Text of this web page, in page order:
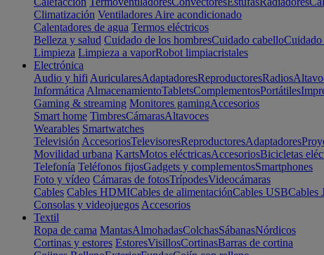
Climatización Ventiladores Aire acondicionado
Calentadores de agua Termos eléctricos
Belleza y salud Cuidado de los hombresCuidado cabelloCuidado
Limpieza Limpieza a vaporRobot limpiacristales
Electrónica
Audio y hifi AuricularesAdaptadoresReproductoresRadios
Informática AlmacenamientoTabletsComplementosPortátiles
Gaming & streaming Monitores gamingAccesorios
Smart home TimbresCámarasAltavoces
Wearables Smartwatches
Televisión AccesoriosTelevisoresReproductoresAdaptadores
Movilidad urbana KartsMotos eléctricasAccesoriosBicicletas
Telefonía Teléfonos fijosGadgets y complementosSmartphones
Foto y vídeo Cámaras de fotosTrípodesVideocámaras
Cables Cables HDMICables de alimentaciónCables USBCables
Consolas y videojuegos Accesorios
Textil
Ropa de cama MantasAlmohadasColchasSábanasNórdicos
Cortinas y estores EstoresVisillosCortinasBarras de cortina